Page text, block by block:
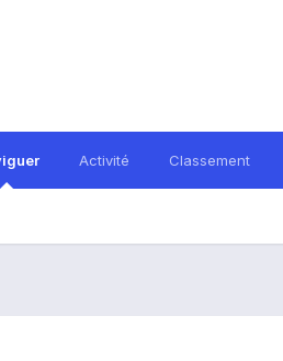
Activité Classement